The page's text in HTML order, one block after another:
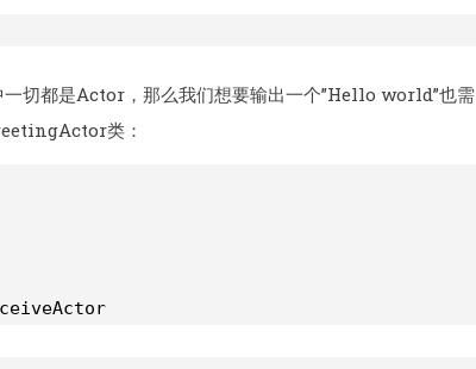
切都是Actor，那么我们想要输出一个”Hello world”也需
类：